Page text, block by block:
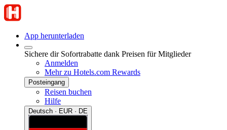
App herunterladen
Sichere dir Sofortrabatte dank Preisen für Mitglieder
Anmelden
Mehr zu Hotels.com Rewards
Posteingang
Reisen buchen
Hilfe
Deutsch · EUR · DE